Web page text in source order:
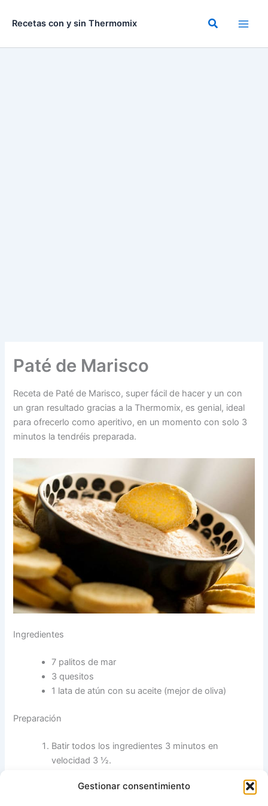
Gestionar consentimiento
Recetas con y sin Thermomix Buscar
Paté de Marisco
Receta de Paté de Marisco, super fácil de hacer y un con
un gran resultado gracias a la Thermomix, es genial, ideal
para ofrecerlo como aperitivo, en un momento con solo 3
minutos la tendréis preparada.
Ingredientes
7 palitos de mar
3 quesitos
1 lata de atún con su aceite (mejor de oliva)
Preparación
Batir todos los ingredientes 3 minutos en
velocidad 3 ½.
untar. Los que más me gustan a mi son los de la